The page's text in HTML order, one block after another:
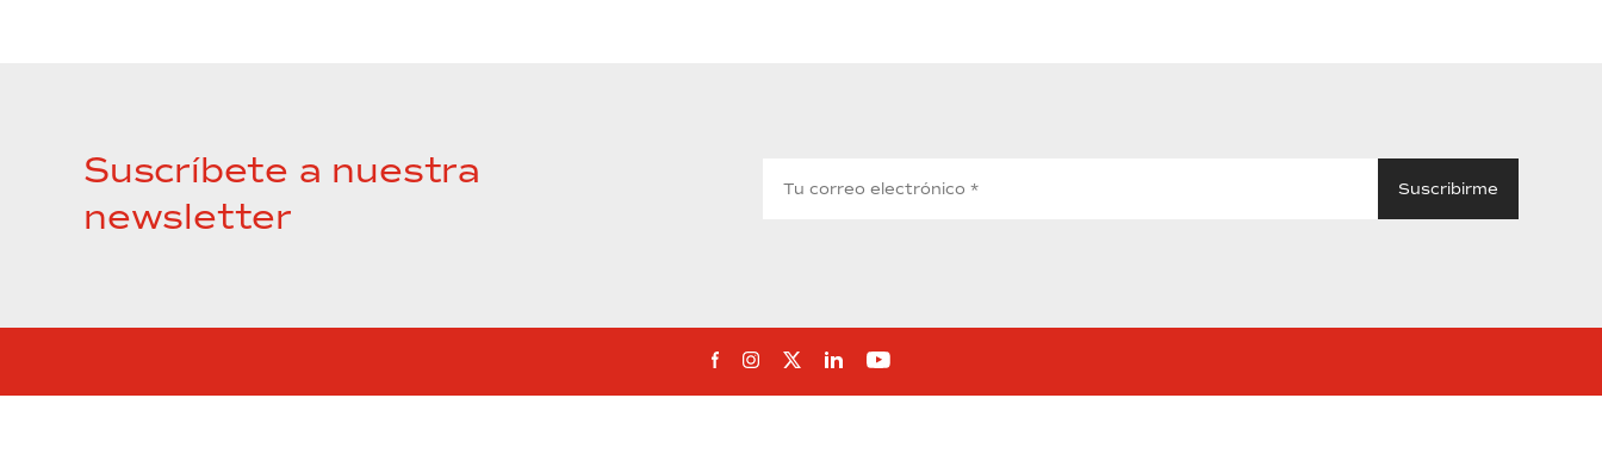
Suscríbete a nuestra
newsletter
Síguenos en Facebook
Síguenos en Instagram
Síguenos en Twitter
Síguenos en Linkedin
Síguenos en Youtube